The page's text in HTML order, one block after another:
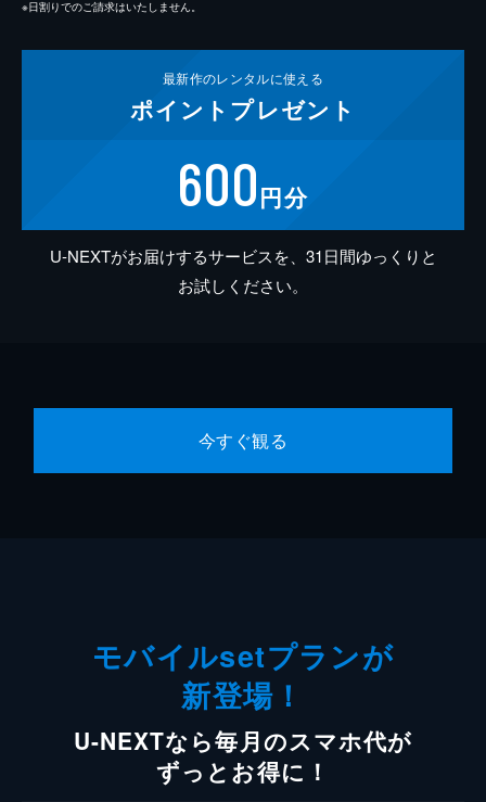
※日割りでのご請求はいたしません。
最新作のレンタルに使える
ポイント プレゼント
600円分
U-NEXTがお届けするサービスを、31日間ゆっくりと
お試しください。
今すぐ観る
モバイルsetプランが
新登場！
U-NEXTなら毎月のスマホ代が
ずっとお得に！